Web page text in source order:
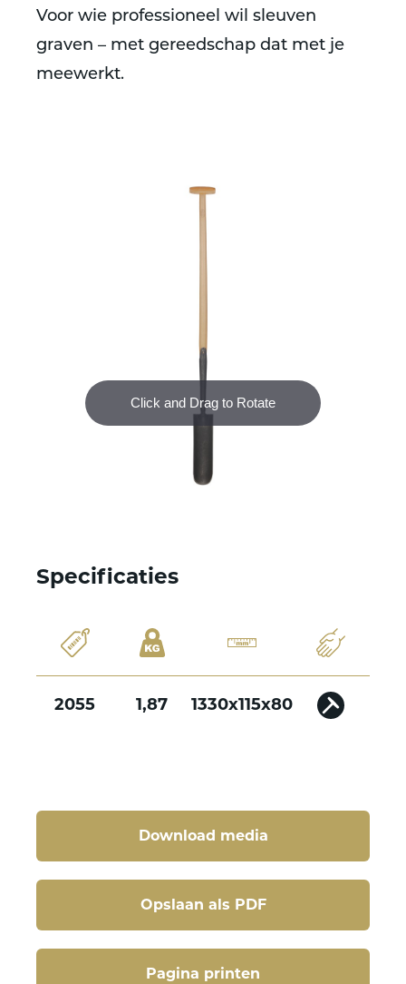
Download media
Opslaan als PDF
Pagina printen
Voor wie professioneel wil sleuven
graven – met gereedschap dat met je
meewerkt.
Specificaties
2055 1,87 1330x115x80